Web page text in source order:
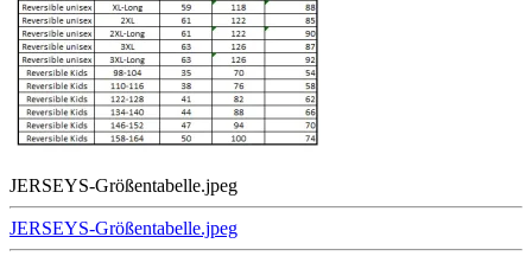
JERSEYS-Größentabelle.jpeg
Beitragsnavigation
JERSEYS-Größentabelle.jpeg